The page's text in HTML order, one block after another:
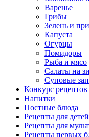
Варенье
Грибы
Зелень и
Капуста
Огурцы
Помидоры
Рыба и мясо
Салаты на
Суповые
Конкурс рецептов
Напитки
Постные блюда
Рецепты для детей
Рецепты для
Рецепты первых